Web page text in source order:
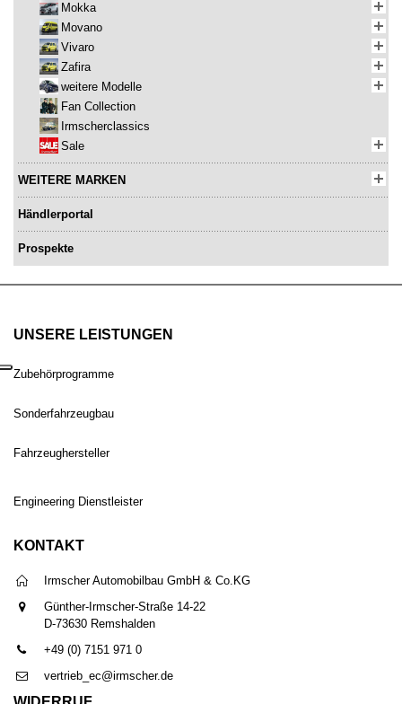
Mokka
Movano
Vivaro
Zafira
weitere Modelle
Fan Collection
Irmscherclassics
Sale
WEITERE MARKEN
Händlerportal
Prospekte
UNSERE LEISTUNGEN
Zubehörprogramme
Sonderfahrzeugbau
Fahrzeughersteller
Engineering Dienstleister
KONTAKT
Irmscher Automobilbau GmbH & Co.KG
Günther-Irmscher-Straße 14-22
D-73630 Remshalden
+49 (0) 7151 971 0
vertrieb_ec@irmscher.de